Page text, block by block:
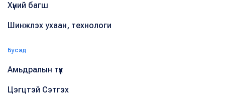
Хүний багш
Шинжлэх ухаан, технологи
Бусад
Амьдралын түүх
Цэгцтэй Сэтгэх